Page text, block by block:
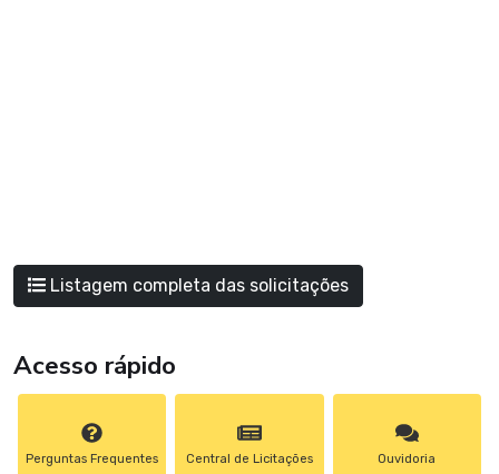
Listagem completa das solicitações
Acesso rápido
Perguntas Frequentes Central de Licitações Ouvidoria